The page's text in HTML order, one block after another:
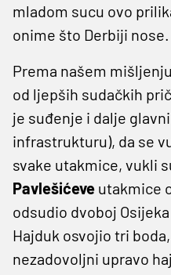
mladom sucu ovo
onime što Derbiji
Prema našem mišljenju
od ljepših sudačkih
je suđenje i dalje
infrastrukturu), da se
svake utakmice, vukli
Pavlešićeve utakmice
odsudio dvoboj
Hajduk osvojio tri
nezadovoljni upravo